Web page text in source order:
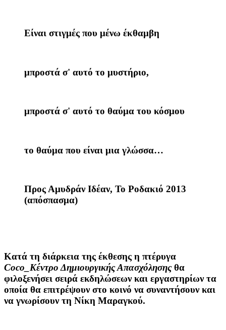
Είναι στιγμές που μένω έκθαμβη
μπροστά σ' αυτό το μυστήριο,
μπροστά σ' αυτό το θαύμα του κόσμου
το θαύμα που είναι μια γλώσσα…
Προς Αμυδράν Ιδέαν, Το Ροδακιό 2013
(απόσπασμα)
Κατά τη διάρκεια της έκθεσης η πτέρυγα
Coco_Κέντρο Δημιουργικής Απασχόλησηςθα
φιλοξενήσει σειρά εκδηλώσεων και εργαστηρίων τα
οποία θα επιτρέψουν στο κοινό να συναντήσουν και
να γνωρίσουν τη Νίκη Μαραγκού.